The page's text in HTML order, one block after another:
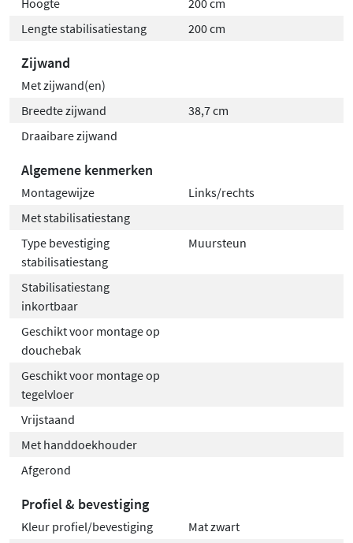
Hoogte
200 cm
Lengte stabilisatiestang
200 cm
Zijwand
Met zijwand(en)
Breedte zijwand
38,7 cm
Draaibare zijwand
Algemene kenmerken
Montagewijze
Links/rechts
Met stabilisatiestang
Type bevestiging
stabilisatiestang
Muursteun
Stabilisatiestang
inkortbaar
Geschikt voor montage op
douchebak
Geschikt voor montage op
tegelvloer
Vrijstaand
Met handdoekhouder
Afgerond
Profiel & bevestiging
Kleur profiel/bevestiging
Mat zwart